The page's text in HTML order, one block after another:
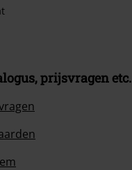
prijsvragen etc.